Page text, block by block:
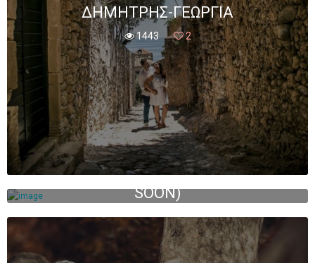
ΔΗΜΉΤΡΗΣ-ΓΕΩΡΓΊΑ
1443 2
ΆΓΓΕΛΟΣ – ΓΕΩΡΓΊΑ (COMING
SOON)
905 1